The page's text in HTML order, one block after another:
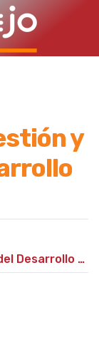
y
Diplomatura en Gestión y Reporting del Desarrollo Sostenible